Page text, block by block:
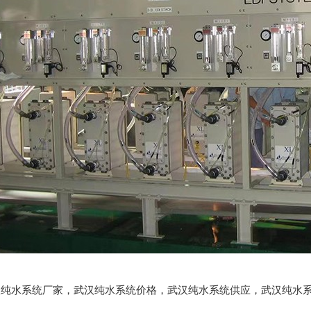
水系统厂家，武汉纯水系统价格，武汉纯水系统供应，武汉纯水